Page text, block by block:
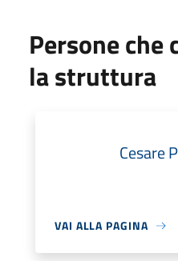
Persone che
la struttura
Cesare
VAI ALLA PAGINA